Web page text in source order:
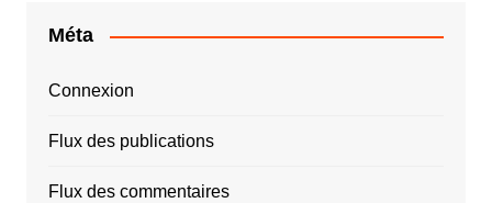
Méta
Connexion
Flux des publications
Flux des commentaires